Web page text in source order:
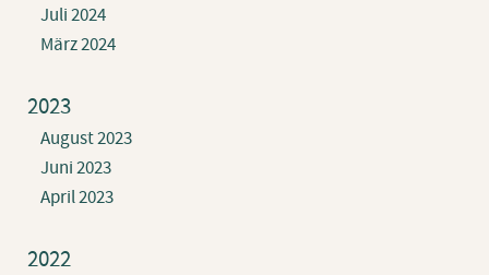
Juli 2024
März 2024
2023
August 2023
Juni 2023
April 2023
2022